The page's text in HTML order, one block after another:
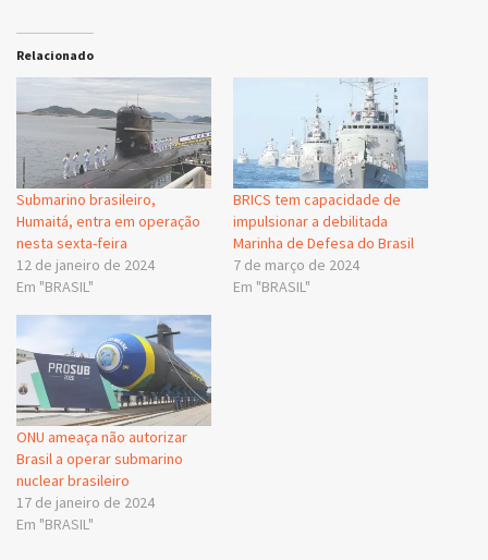
Relacionado
Submarino brasileiro,
Humaitá, entra em operação
nesta sexta-feira
12 de janeiro de 2024
Em "BRASIL"
BRICS tem capacidade de
impulsionar a debilitada
Marinha de Defesa do Brasil
7 de março de 2024
Em "BRASIL"
ONU ameaça não autorizar
Brasil a operar submarino
nuclear brasileiro
17 de janeiro de 2024
Em "BRASIL"